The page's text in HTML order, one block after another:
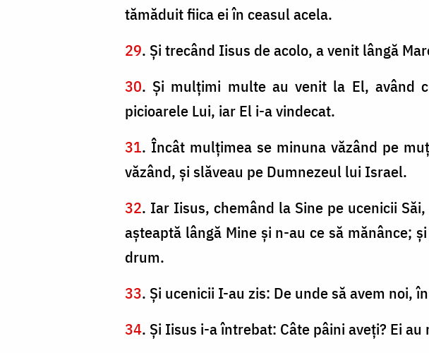
tămăduit fiica ei în ceasul acela.
29. Şi trecând Iisus de acolo, a venit lângă
30. Şi mulţimi multe au venit la El, având
picioarele Lui, iar El i-a vindecat.
31. Încât mulţimea se minuna văzând pe
văzând, şi slăveau pe Dumnezeul lui Israel.
32. Iar Iisus, chemând la Sine pe ucenicii
aşteaptă lângă Mine şi n-au ce să mănânce;
drum.
33. Şi ucenicii I-au zis: De unde să avem noi,
34. Şi Iisus i-a întrebat: Câte pâini aveţi? Ei